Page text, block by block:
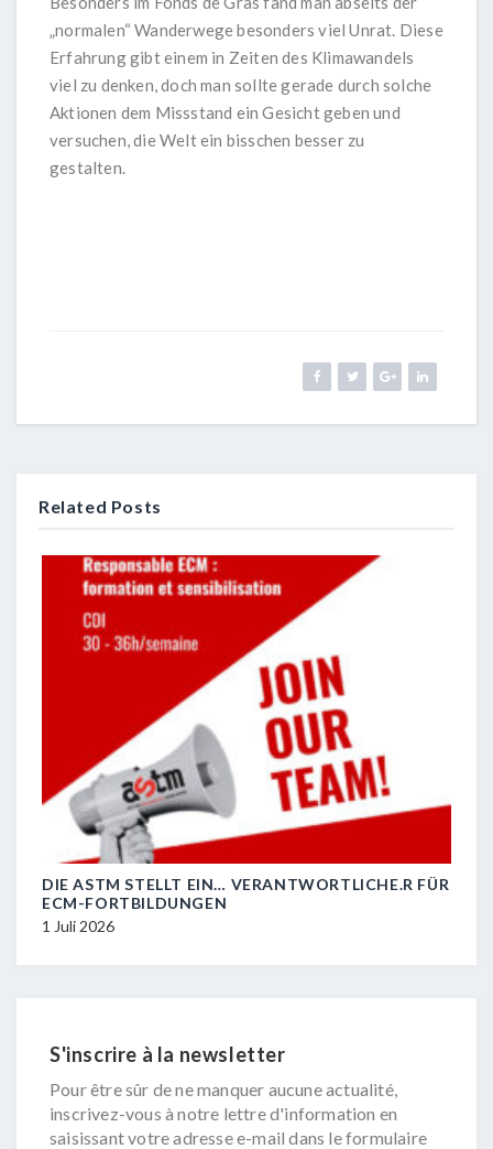
„normalen“ Wanderwege besonders viel Unrat. Diese
Erfahrung gibt einem in Zeiten des Klimawandels
viel zu denken, doch man sollte gerade durch solche
Aktionen dem Missstand ein Gesicht geben und
versuchen, die Welt ein bisschen besser zu
gestalten.
Related Posts
DIE ASTM STELLT EIN… VERANTWORTLICHE.R FÜR
ECM-FORTBILDUNGEN
1 Juli 2026
S'inscrire à la newsletter
Pour être sûr de ne manquer aucune actualité,
inscrivez-vous à notre lettre d'information en
saisissant votre adresse e-mail dans le formulaire